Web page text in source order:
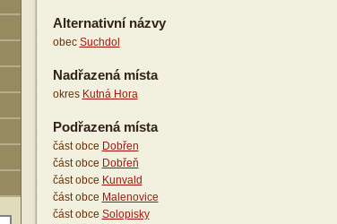
Alternativní názvy
obec Suchdol
Nadřazená místa
okres Kutná Hora
Podřazená místa
část obce Dobřen
část obce Dobřeň
část obce Kunvald
část obce Malenovice
část obce Solopisky